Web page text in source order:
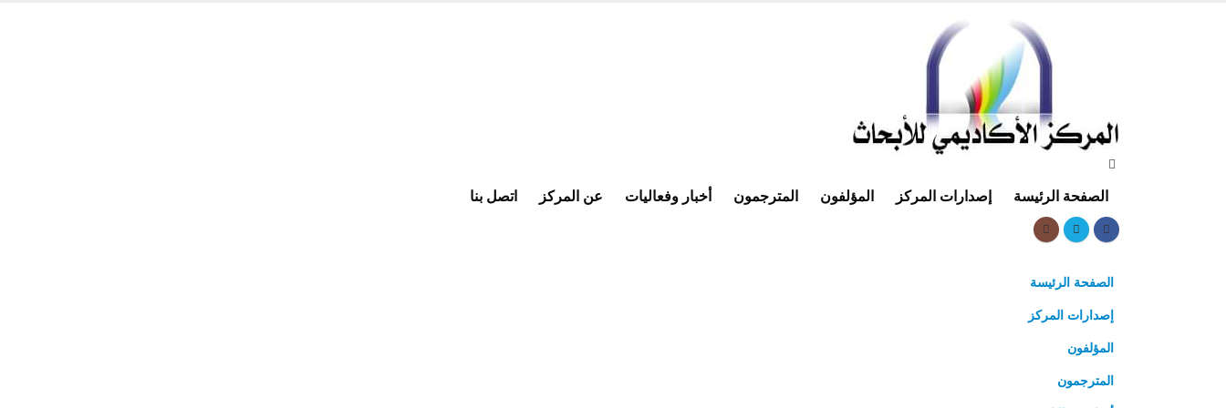
الصفحة الرئيسة إصدارات المركز المؤلفون المترجمون أخبار وفعاليات عن المركز اتصل بنا
الصفحة الرئيسة
إصدارات المركز
المؤلفون
المترجمون